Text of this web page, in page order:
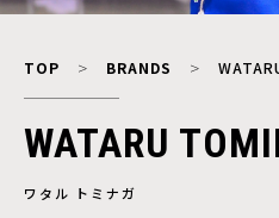
TOP BRANDS
WATARU
ワタル トミナガ